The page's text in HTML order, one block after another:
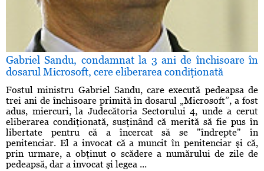
Gabriel Sandu, condamnat la 3 ani de închisoare în
dosarul Microsoft, cere eliberarea condiţionată
Fostul ministru Gabriel Sandu, care execută pedeapsa de
trei ani de închisoare primită în dosarul „Microsoft”, a fost
adus, miercuri, la Judecătoria Sectorului 4, unde a cerut
eliberarea condiţionată, susţinând că merită să fie pus în
libertate pentru că a încercat să se "îndrepte" în
penitenciar. El a invocat că a muncit în penitenciar şi că,
prin urmare, a obţinut o scădere a numărului de zile de
pedeapsă, dar a invocat şi legea ...